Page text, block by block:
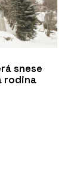
snese
rodina